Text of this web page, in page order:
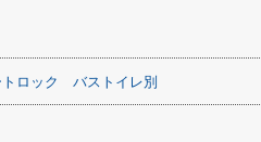
ロック バストイレ別